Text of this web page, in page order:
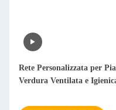
Rete Personalizzata per
Verdura Ventilata e